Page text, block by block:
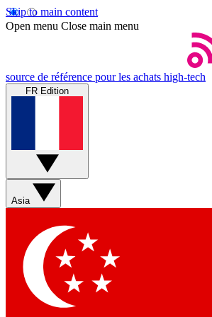
Skip to main content
Open menu Close main menu
source de référence pour les achats high-tech
FR Edition
Asia